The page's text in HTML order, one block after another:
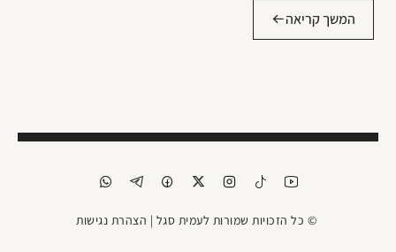
המשך קריאה
© כל הזכויות שמורות לעמית סגל | הצהרת נגישות